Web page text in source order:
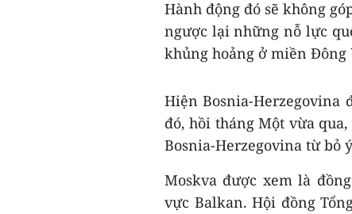
Hành động đó sẽ không
ngược lại những nỗ lực
khủng hoảng ở miền Đông
Hiện Bosnia-Herzegovina
đó, hồi tháng Một vừa
Bosnia-Herzegovina từ bỏ
Moskva được xem là
vực Balkan. Hội đồng